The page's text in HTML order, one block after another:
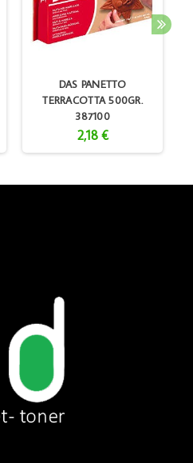
DAS PANETTO
TERRACOTTA 500GR.
387100
2,18 €